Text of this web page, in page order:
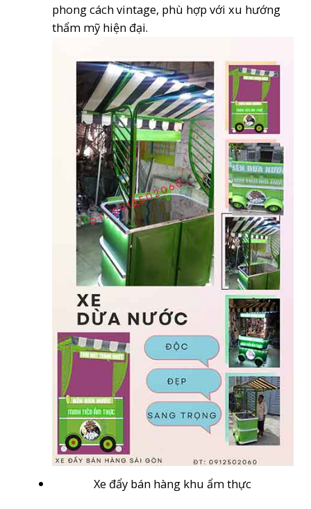
phong cách vintage, phù hợp với xu hướng
thẩm mỹ hiện đại.
Xe đẩy bán hàng khu ẩm thực